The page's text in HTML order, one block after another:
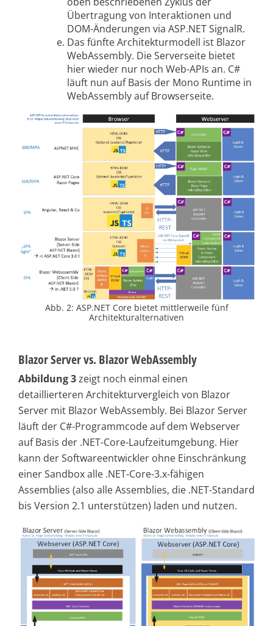
Übertragung von Interaktionen und
DOM-Änderungen via ASP.NET SignalR.
Das fünfte Architekturmodell ist Blazor
WebAssembly. Die Serverseite bietet
hier wieder nur noch Web-APIs an. C#
läuft nun auf Basis der Mono Runtime in
WebAssembly auf Browserseite.
Abb. 2: ASP.NET Core bietet mittlerweile fünf
Architekturalternativen
Blazor Server vs. Blazor WebAssembly
Abbildung 3zeigt noch einmal einen
detaillierteren Architekturvergleich von Blazor
Server mit Blazor WebAssembly. Bei Blazor Server
läuft der C#-Programmcode auf dem Webserver
auf Basis der .NET-Core-Laufzeitumgebung. Hier
kann der Softwareentwickler ohne Einschränkung
einer Sandbox alle .NET-Core-3.x-fähigen
Assemblies (also alle Assemblies, die .NET-Standard
bis Version 2.1 unterstützen) laden und nutzen.